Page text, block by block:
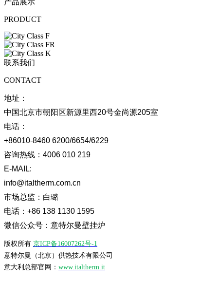
PRODUCT
联系我们
CONTACT
地址：
中国北京市朝阳区新源里西20号金尚源205室
电话：
+86010-8460 6200/6654/6229
咨询热线： 4006 010 219
E-MAIL:
info@italtherm.com.cn
市场总监： 白璐
电话： +86 138 1130 1595
微信公众号：意特尔曼壁挂炉
版权所有 京ICP备16007262号-1
意特尔曼（北京）供热技术有限公司
意大利总部官网： www.italtherm.it